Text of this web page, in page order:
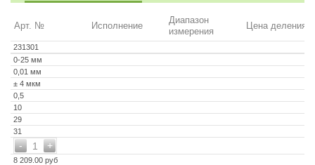
Арт. № Исполнение
Диапазон
измерения
Цена деления
231301
0-25 мм
0,01 мм
± 4 мкм
0,5
10
29
31
+
- 1
8 209.00 руб